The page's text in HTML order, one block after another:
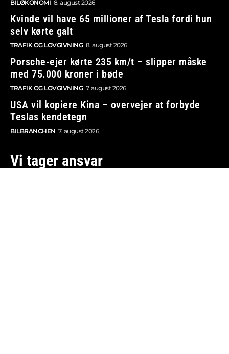
BILØKONOMI 8. august 2026
Kvinde vil have 65 millioner af Tesla fordi hun
selv kørte galt
TRAFIK OG LOVGIVNING 8. august 2026
Porsche-ejer kørte 235 km/t – slipper måske
med 75.000 kroner i bøde
TRAFIK OG LOVGIVNING 7. august 2026
USA vil kopiere Kina – overvejer at forbyde
Teslas kendetegn
BILBRANCHEN 7. august 2026
Vi tager ansvar